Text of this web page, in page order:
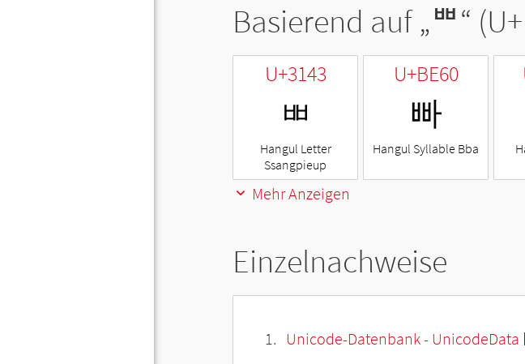
Basierend auf „ᄈ“
U+3143
ㅃ
Hangul Letter
Ssangpieup
U+BE60
빠
Hangul Syllable Bba
Mehr Anzeigen
Einzelnachweise
Unicode-Datenbank - UnicodeData